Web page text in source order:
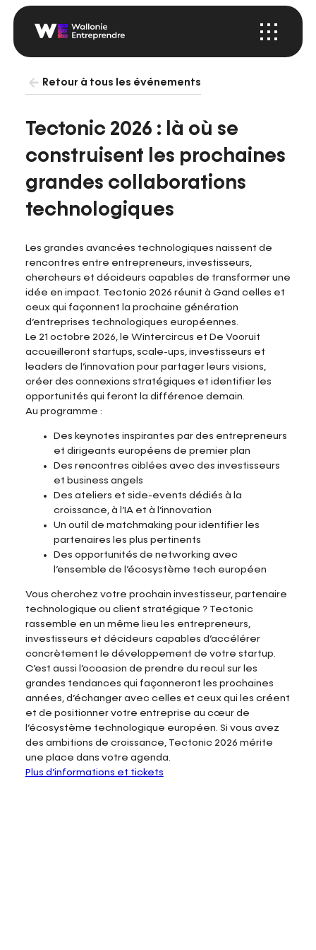
Menu
Retour à tous les événements
Tectonic 2026 : là où se
construisent les prochaines
grandes collaborations
technologiques
Les grandes avancées technologiques naissent de
rencontres entre entrepreneurs, investisseurs,
chercheurs et décideurs capables de transformer une
idée en impact. Tectonic 2026 réunit à Gand celles et
ceux qui façonnent la prochaine génération
d’entreprises technologiques européennes.
Le 21 octobre 2026, le Wintercircus et De Vooruit
accueilleront startups, scale-ups, investisseurs et
leaders de l’innovation pour partager leurs visions,
créer des connexions stratégiques et identifier les
opportunités qui feront la différence demain.
Au programme :
Des keynotes inspirantes par des entrepreneurs
et dirigeants européens de premier plan
Des rencontres ciblées avec des investisseurs
et business angels
Des ateliers et side-events dédiés à la
croissance, à l’IA et à l’innovation
Un outil de matchmaking pour identifier les
partenaires les plus pertinents
Des opportunités de networking avec
l’ensemble de l’écosystème tech européen
Vous cherchez votre prochain investisseur, partenaire
technologique ou client stratégique ? Tectonic
rassemble en un même lieu les entrepreneurs,
investisseurs et décideurs capables d’accélérer
concrètement le développement de votre startup.
C’est aussi l’occasion de prendre du recul sur les
grandes tendances qui façonneront les prochaines
années, d’échanger avec celles et ceux qui les créent
et de positionner votre entreprise au cœur de
l’écosystème technologique européen. Si vous avez
des ambitions de croissance, Tectonic 2026 mérite
une place dans votre agenda.
Plus d’informations et tickets